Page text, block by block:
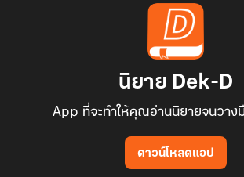
นิยาย Dek-D
App ที่จะทำให้คุณอ่านนิยายจนวาง
ดาวน์โหลดแอป